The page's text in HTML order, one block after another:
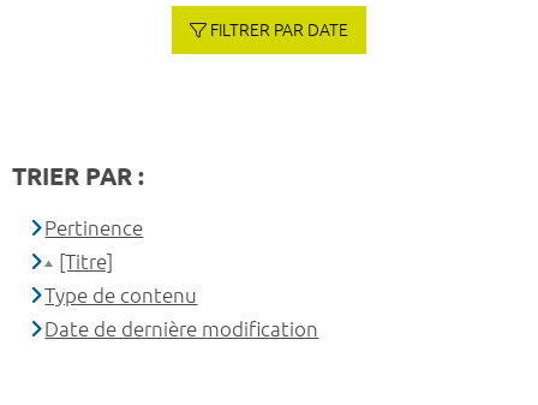
FILTRER PAR DATE
TRIER PAR :
Pertinence
[Titre]
Type de contenu
Date de dernière modification